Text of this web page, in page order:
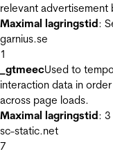
relevant
Maximal lagringstid:
garnius.se
1
_gtmeecUsed to
interaction data in
across page loads.
Maximal lagringstid: 3
sc-static.net
7